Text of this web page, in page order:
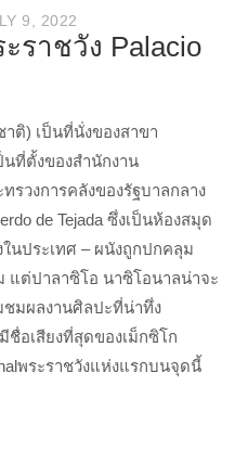
9, 2022
ราชวัง Palacio
าติ) เป็นที่นั่งของสาขา
นที่ตั้งของสำนักงาน
รวงการคลังของรัฐบาลกลาง
de Tejada ซึ่งเป็นห้องสมุด
นประเทศ – ผนังถูกปกคลุม
แต่ปาลาซิโอ นาซิโอนาลน่าจะ
ชมผลงานศิลปะที่น่าทึ่ง
ชื่อเสียงที่สุดของเม็กซิโก
พระราชวังแห่งแรกบนจุดนี้